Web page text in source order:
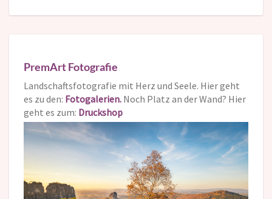
PremArt Fotografie
Landschaftsfotografie mit Herz und Seele. Hier geht
es zu den: Fotogalerien. Noch Platz an der Wand? Hier
geht es zum: Druckshop